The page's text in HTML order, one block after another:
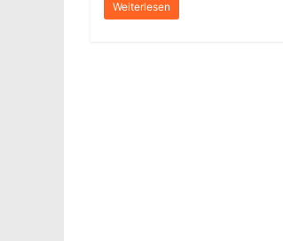
Weiterlesen